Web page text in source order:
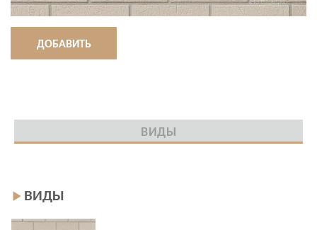
ДОБАВИТЬ
ВИДЫ
ВИДЫ